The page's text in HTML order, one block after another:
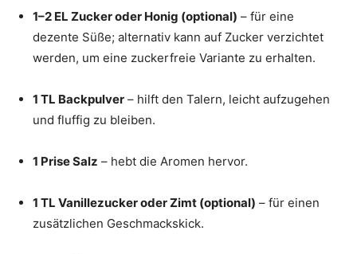
1–2 EL Zucker oder Honig (optional) – für eine
dezente Süße; alternativ kann auf Zucker verzichtet
werden, um eine zuckerfreie Variante zu erhalten.
1 TL Backpulver – hilft den Talern, leicht aufzugehen
und fluffig zu bleiben.
1 Prise Salz – hebt die Aromen hervor.
1 TL Vanillezucker oder Zimt (optional) – für einen
zusätzlichen Geschmackskick.